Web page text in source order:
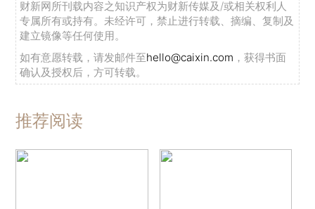
财新网所刊载内容之知识产权为财新传媒及/或相关权利人
专属所有或持有。未经许可，禁止进行转载、摘编、复制及
建立镜像等任何使用。
如有意愿转载，请发邮件至hello@caixin.com ，获得书面
确认及授权后，方可转载。
推荐阅读